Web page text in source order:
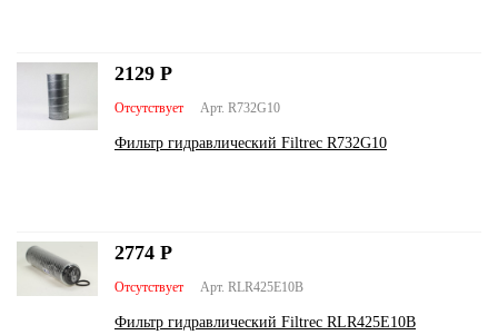
Арт. R732G10
Отсутствует
Фильтр гидравлический Filtrec R732G10
2129 Р
Арт. RLR425E10B
Отсутствует
Фильтр гидравлический Filtrec RLR425E10B
2774 Р